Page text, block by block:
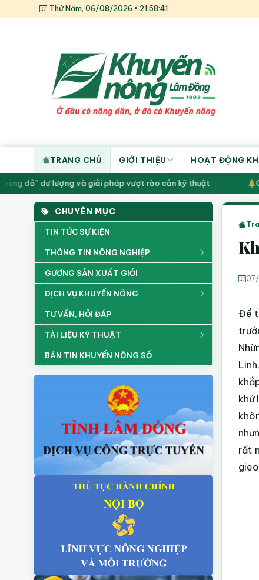
Thứ Năm, 06/08/2026 • 21:58:42
TRANG CHỦ GIỚI THIỆU HOẠT ĐỘNG
đỏ” dư lượng và giải pháp vượt rào cản kỹ thuật
CHUYÊN MỤC
TIN TỨC SỰ KIỆN
THÔNG TIN NÔNG NGHIỆP
GƯƠNG SẢN XUẤT GIỎI
DỊCH VỤ KHUYẾN NÔNG
TƯ VẤN, HỎI ĐÁP
TÀI LIỆU KỸ THUẬT
BẢN TIN KHUYẾN NÔNG SỐ
Để
khử
rất